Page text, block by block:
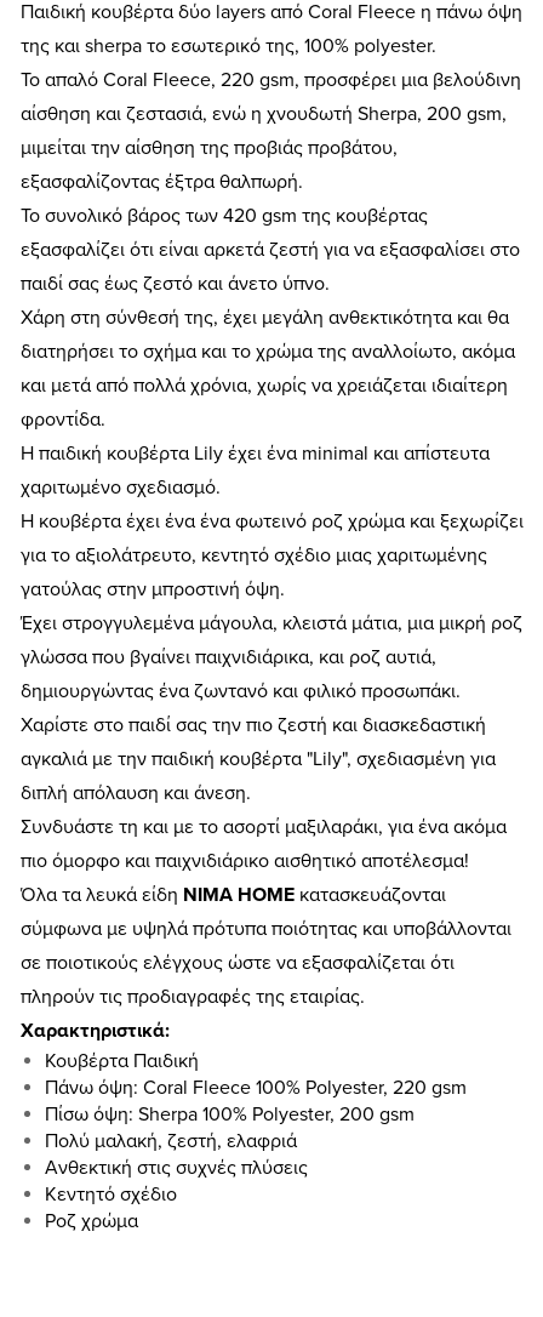
Παιδική κουβέρτα δύο layers από Coral Fleece η πάνω όψη
της και sherpa το εσωτερικό της, 100% polyester.
Το απαλό Coral Fleece, 220 gsm, προσφέρει μια βελούδινη
αίσθηση και ζεστασιά, ενώ η χνουδωτή Sherpa, 200 gsm,
μιμείται την αίσθηση της προβιάς προβάτου,
εξασφαλίζοντας έξτρα θαλπωρή.
Το συνολικό βάρος των 420 gsm της κουβέρτας
εξασφαλίζει ότι είναι αρκετά ζεστή για να εξασφαλίσει στο
παιδί σας έως ζεστό και άνετο ύπνο.
Χάρη στη σύνθεσή της, έχει μεγάλη ανθεκτικότητα και θα
διατηρήσει το σχήμα και το χρώμα της αναλλοίωτο, ακόμα
και μετά από πολλά χρόνια, χωρίς να χρειάζεται ιδιαίτερη
φροντίδα.
Η παιδική κουβέρτα Lily έχει ένα minimal και απίστευτα
χαριτωμένο σχεδιασμό.
H κουβέρτα έχει ένα ένα φωτεινό ροζ χρώμα και ξεχωρίζει
για το αξιολάτρευτο, κεντητό σχέδιο μιας χαριτωμένης
γατούλας στην μπροστινή όψη.
Έχει στρογγυλεμένα μάγουλα, κλειστά μάτια, μια μικρή ροζ
γλώσσα που βγαίνει παιχνιδιάρικα, και ροζ αυτιά,
δημιουργώντας ένα ζωντανό και φιλικό προσωπάκι.
Χαρίστε στο παιδί σας την πιο ζεστή και διασκεδαστική
αγκαλιά με την παιδική κουβέρτα "Lily", σχεδιασμένη για
διπλή απόλαυση και άνεση.
Συνδυάστε τη και με το ασορτί μαξιλαράκι, για ένα ακόμα
πιο όμορφο και παιχνιδιάρικο αισθητικό αποτέλεσμα!
Όλα τα λευκά είδη NIMA HOME κατασκευάζονται
σύμφωνα με υψηλά πρότυπα ποιότητας και υποβάλλονται
σε ποιοτικούς ελέγχους ώστε να εξασφαλίζεται ότι
πληρούν τις προδιαγραφές της εταιρίας.
Χαρακτηριστικά:
Κουβέρτα Παιδική
Πάνω όψη: Coral Fleece 100% Polyester, 220 gsm
Πίσω όψη: Sherpa 100% Polyester, 200 gsm
Πολύ μαλακή, ζεστή, ελαφριά
Ανθεκτική στις συχνές πλύσεις
Κεντητό σχέδιο
Ροζ χρώμα